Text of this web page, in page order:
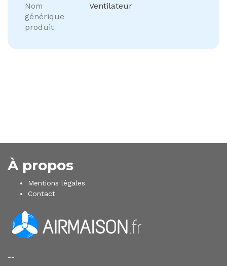
Nom
générique
produit
Ventilateur
À propos
Mentions légales
Contact
--